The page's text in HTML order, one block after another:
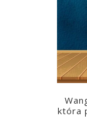
która